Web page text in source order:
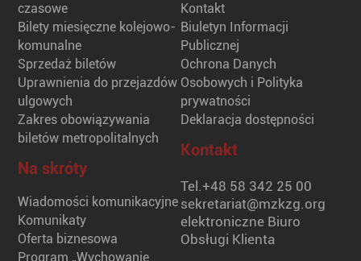
czasowe
Bilety miesięczne kolejowo-
komunalne
Sprzedaż biletów
Uprawnienia do przejazdów
ulgowych
Zakres obowiązywania
biletów metropolitalnych
Na skróty
Wiadomości komunikacyjne
Komunikaty
Oferta biznesowa
Program „Wychowanie
Kontakt
Biuletyn Informacji
Publicznej
Ochrona Danych
Osobowych i Polityka
prywatności
Deklaracja dostępności
Kontakt
Tel.+48 58 342 25 00
sekretariat@mzkzg.org
elektroniczne Biuro
Obsługi Klienta